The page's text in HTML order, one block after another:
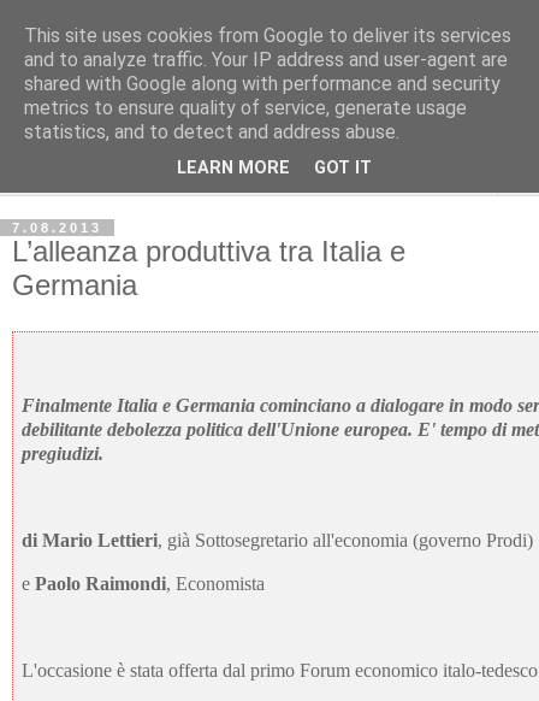
Avvenire dei Lavoratori
ECONOMIA
7.08.2013
L’alleanza produttiva tra Italia e
Germania
Finalmente Italia e Germania cominciano a dialogare in modo
debilitante debolezza politica dell'Unione europea. E' tempo di
pregiudizi.
di Mario Lettieri, già Sottosegretario all'economia (governo Prodi)
ePaolo Raimondi, Economista
L'occasione è stata offerta dal primo Forum economico italo-
This site uses cookies from Google to deliver its services
and to analyze traffic. Your IP address and user-agent are
shared with Google along with performance and security
metrics to ensure quality of service, generate usage
statistics, and to detect and address abuse.
LEARN MORE GOT IT